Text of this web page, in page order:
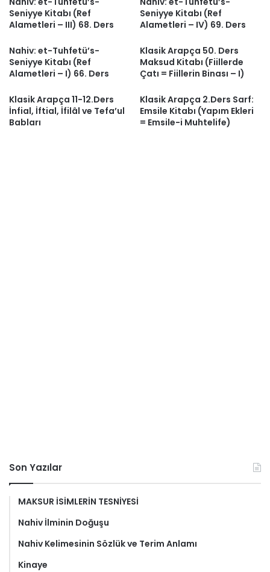
Seniyye Kitabı (Ref
Alametleri – III) 68. Ders
Seniyye Kitabı (Ref
Alametleri – IV) 69. Ders
Nahiv: et-Tuhfetü’s-
Seniyye Kitabı (Ref
Alametleri – I) 66. Ders
Klasik Arapça 50. Ders
Maksud Kitabı (Fiillerde
Çatı = Fiillerin Binası – I)
Klasik Arapça 11-12.Ders
İnfial, İftial, İfilâl ve Tefa’ul
Babları
Klasik Arapça 2.Ders Sarf:
Emsile Kitabı (Yapım Ekleri
= Emsile-i Muhtelife)
Son Yazılar
MAKSUR İSİMLERİN TESNİYESİ
Nahiv İlminin Doğuşu
Nahiv Kelimesinin Sözlük ve Terim Anlamı
Kinaye